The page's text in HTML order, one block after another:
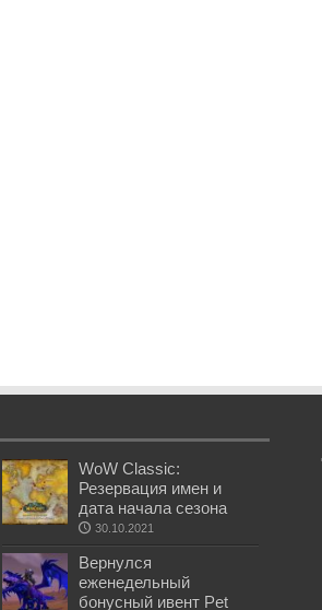
WoW Classic:
Резервация имен и
дата начала сезона
30.10.2021
Вернулся
еженедельный
бонусный ивент Pet